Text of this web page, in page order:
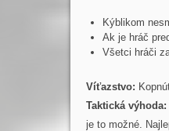
Kýblikom
Ak je hráč
Všetci hráči
Víťazstvo:
Taktická výhoda:
je to možné.